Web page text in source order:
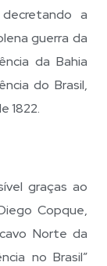
a
guerra da
da Bahia
do Brasil,
1822.
graças ao
Copque,
Norte da
no Brasil”